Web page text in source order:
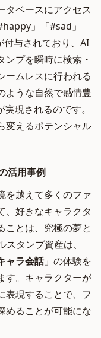
タベースにアクセス
」「#sad」
付与されており、AI
プを瞬時に検索・
ームレスに行われる
ような自然で感情豊
現されるのです。
変えるポテンシャル
活用事例
を越えて多くのファ
、好きなキャラクタ
ことは、究極の夢と
タンプ資産は、
ャラ会話」の体験を
す。キャラクターが
表現することで、フ
めることが可能にな